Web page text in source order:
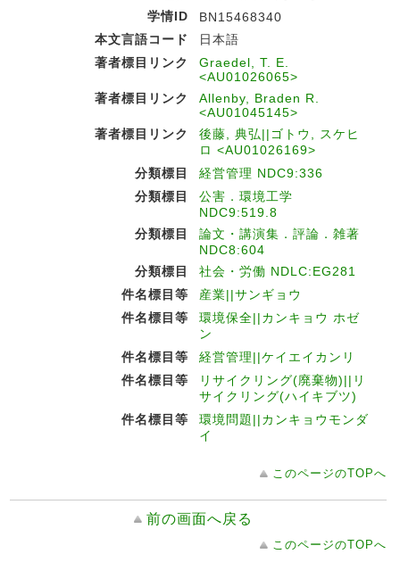
学情ID
BN15468340
本文言語コード
日本語
著者標目リンク
Graedel, T. E.
<AU01026065>
著者標目リンク
Allenby, Braden R.
<AU01045145>
著者標目リンク
後藤, 典弘||ゴトウ, スケヒ
ロ <AU01026169>
分類標目
経営管理 NDC9:336
分類標目
公害．環境工学
NDC9:519.8
分類標目
論文・講演集．評論．雑著
NDC8:604
分類標目
社会・労働 NDLC:EG281
件名標目等
産業||サンギョウ
件名標目等
環境保全||カンキョウ ホゼ
ン
件名標目等
経営管理||ケイエイカンリ
件名標目等
リサイクリング(廃棄物)||リ
サイクリング(ハイキブツ)
件名標目等
環境問題||カンキョウモンダ
イ
このページのTOPへ
前の画面へ戻る
このページのTOPへ